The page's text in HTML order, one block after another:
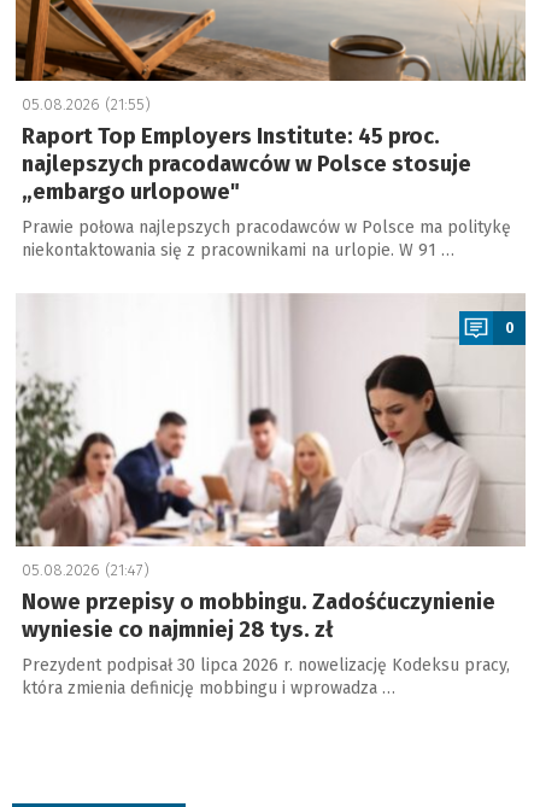
05.08.2026 (21:55)
Raport Top Employers Institute: 45 proc.
najlepszych pracodawców w Polsce stosuje
„embargo urlopowe"
Prawie połowa najlepszych pracodawców w Polsce ma politykę
niekontaktowania się z pracownikami na urlopie. W 91 …
0
05.08.2026 (21:47)
Nowe przepisy o mobbingu. Zadośćuczynienie
wyniesie co najmniej 28 tys. zł
Prezydent podpisał 30 lipca 2026 r. nowelizację Kodeksu pracy,
która zmienia definicję mobbingu i wprowadza …